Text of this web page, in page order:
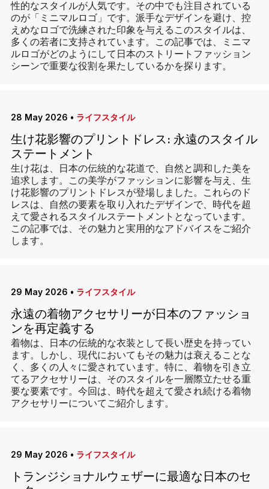
性的なスタイルが人気です。その中でも注目されている
のが「ミニマルロゴ」です。派手なデザインを避け、控
えめなロゴで洗練された印象を与えるこのスタイルは、
多くの若者に支持されています。この記事では、ミニマ
ルロゴがどのようにして日本のストリートファッション
シーンで重要な役割を果たしているかを探ります。
28 May 2026 • ライフスタイル
生け花影響のプリントドレス: 永遠のスタイル
ステートメント
生け花は、日本の伝統的な花道で、自然と調和した美を
追求します。この美学がファッションに影響を与え、生
け花影響のプリントドレスが登場しました。これらのド
レスは、自然の要素を取り入れたデザインで、時代を超
えて愛されるスタイルステートメントとなっています。
この記事では、その魅力と実用的なアドバイスをご紹介
します。
29 May 2026 • ライフスタイル
永遠の着物アクセサリーが日本のファッショ
ンを再定義する
着物は、日本の伝統的な衣装として長い歴史を持ってい
ます。しかし、現代においてもその魅力は衰えることな
く、多くの人々に愛されています。特に、着物を引き立
てるアクセサリーは、そのスタイルを一層際立たせる重
要な要素です。今回は、時代を超えて愛され続ける着物
アクセサリーについてご紹介します。
29 May 2026 • ライフスタイル
トランジショナルウェザーに最適な日本のセ